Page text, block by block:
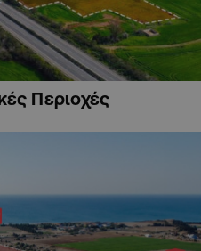
Περιοχές